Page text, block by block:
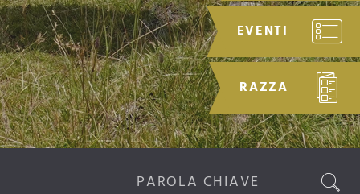
EVENTI
RAZZA